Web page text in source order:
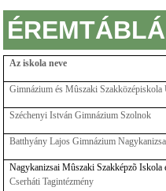
Az iskola neve
Gimnázium és Mûszaki Szakközépiskola
Széchenyi István Gimnázium Szolnok
Batthyány Lajos Gimnázium Nagykanizsa
Nagykanizsai Mûszaki Szakképzõ Iskola
Cserháti Tagintézmény